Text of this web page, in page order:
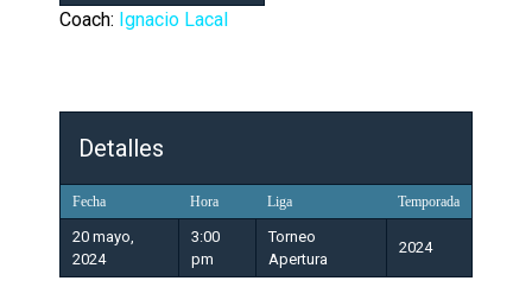
Coach: Ignacio Lacal
Detalles
Fecha Hora Liga Temporada
20 mayo,
2024
3:00
pm
Torneo
Apertura
2024